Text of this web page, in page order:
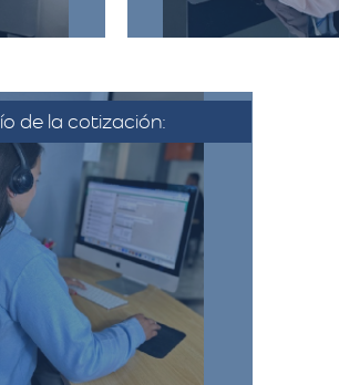
de la cotización:
se envía al cliente,
por correo electrónico
se haya acordado,
El cliente puede
propuesta, hacer
solicitar ajustes si es
necesario.​